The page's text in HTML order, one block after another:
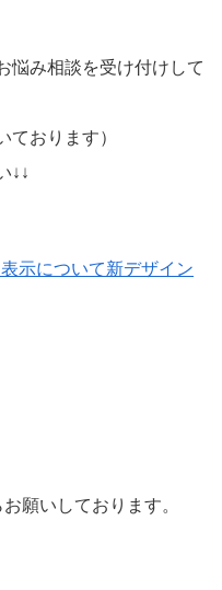
悩み相談を受け付けして
ております）
↓↓
願いしております。